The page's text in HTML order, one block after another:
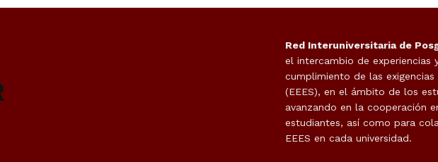
Red Interuniversitaria de
el intercambio de experiencias
cumplimiento de las
(EEES), en el ámbito de los
avanzando en la cooperación
estudiantes, así como para
EEES en cada universidad.